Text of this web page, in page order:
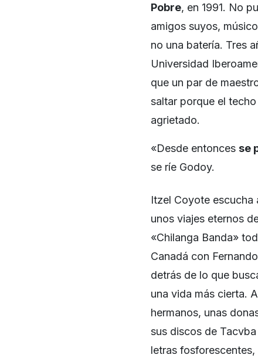
Pobre, en 1991. No
amigos suyos,
no una batería. Tres
Universidad
que un par de
saltar porque el
agrietado.
«Desde entonces se
se ríe Godoy.
Itzel Coyote escucha
unos viajes eternos
«Chilanga Banda»
Canadá con
detrás de lo que
una vida más cierta.
hermanos, unas
sus discos de
letras